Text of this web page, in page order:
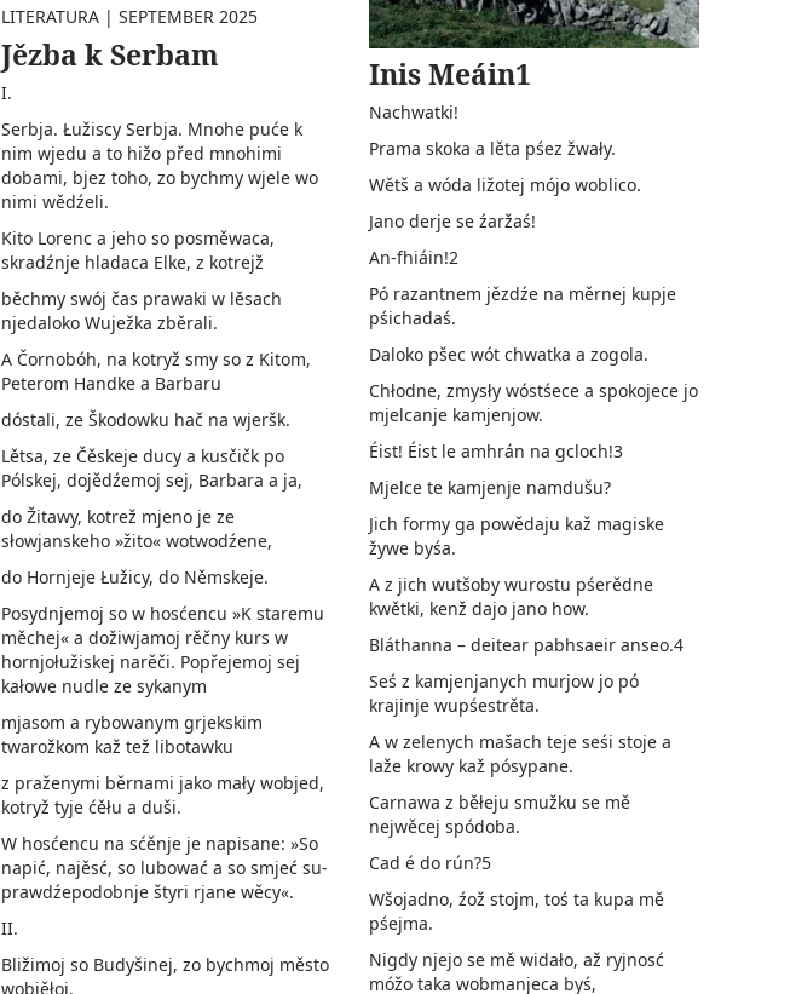
LITERATURA | SEPTEMBER 2025
Jězba k Serbam
I.
Serbja. Łužiscy Serbja. Mnohe puće k
nim wjedu a to hižo před mnohimi
dobami, bjez toho, zo bychmy wjele wo
nimi wědźeli.
Kito Lorenc a jeho so posměwaca,
skradźnje hladaca Elke, z kotrejž
běchmy swój čas prawaki w lěsach
njedaloko Wuježka zběrali.
A Čornobóh, na kotryž smy so z Kitom,
Peterom Handke a Barbaru
dóstali, ze Škodowku hač na wjeršk.
Lětsa, ze Čěskeje ducy a kusčičk po
Pólskej, dojědźemoj sej, Barbara a ja,
do Žitawy, kotrež mjeno je ze
słowjanskeho »žito« wotwodźene,
do Hornjeje Łužicy, do Němskeje.
Posydnjemoj so w hosćencu »K staremu
měchej« a dožiwjamoj rěčny kurs w
hornjołužiskej narěči. Popřejemoj sej
kałowe nudle ze sykanym
mjasom a rybowanym grjekskim
twarožkom kaž tež libotawku
z praženymi běrnami jako mały wobjed,
kotryž tyje ćěłu a duši.
W hosćencu na sćěnje je napisane: »So
napić, najěsć, so lubować a so smjeć su­
prawdźepodobnje štyri rjane wěcy«.
II.
Bližimoj so Budyšinej, zo bychmoj město
wobjěłoj.
Inis Meáin1
Nachwatki!
Prama skoka a lěta pśez žwały.
Wětš a wóda ližotej mójo woblico.
Jano derje se źaržaś!
An-fhiáin!2
Pó razantnem jězdźe na měrnej kupje
pśichadaś.
Daloko pšec wót chwatka a zogola.
Chłodne, zmysły wóstśece a spokojece jo
mjelcanje kamjenjow.
Éist! Éist le amhrán na gcloch!3
Mjelce te kamjenje namdušu?
Jich formy ga powědaju kaž magiske
žywe byśa.
A z jich wutšoby wurostu pśerědne
kwětki, kenž dajo jano how.
Bláthanna – deitear pabhsaeir anseo.4
Seś z kamjenjanych murjow jo pó
krajinje wupśestrěta.
A w zelenych mašach teje seśi stoje a
laže krowy kaž pósypane.
Carnawa z běłeju smužku se mě
nejwěcej spódoba.
Cad é do rún?5
Wšojadno, źož stojm, toś ta kupa mě
pśejma.
Nigdy njejo se mě widało, až ryjnosć
móžo taka wobmanjeca byś,